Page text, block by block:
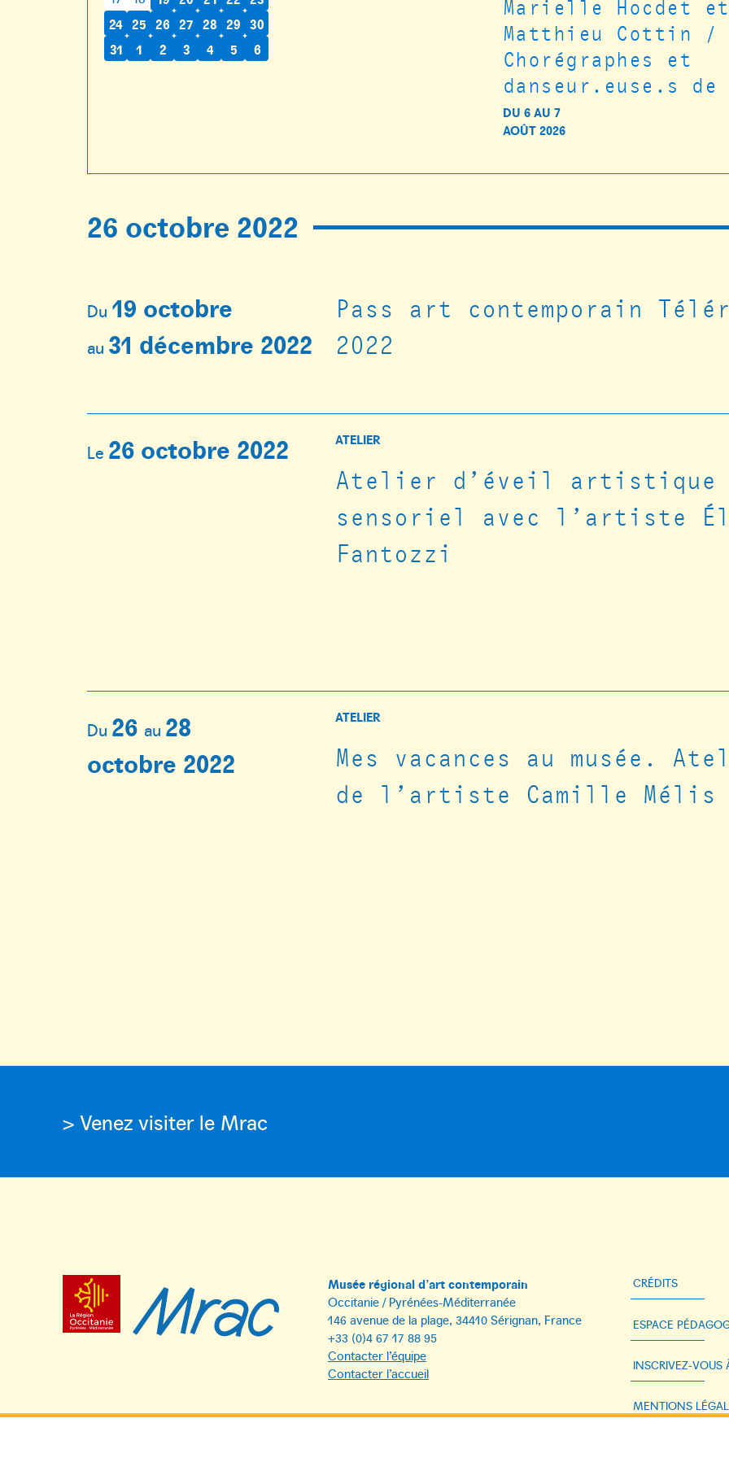
24 25 26 27 28 29 30
31
1 2 3 4 5 6
Marielle Hocdet et
Matthieu Cottin /
Chorégraphes et
danseur.euse.s
DU 6AU 7
AOÛT 2026
26 octobre 2022
Du 19 octobre
au 31 décembre 2022
Pass art contemporain
2022
Le 26 octobre 2022 ATELIER
Atelier d’éveil artistique
sensoriel avec l’artiste
Fantozzi
Du 26 au 28
octobre 2022
ATELIER
Mes vacances au musée.
de l’artiste Camille Mélis
> Venez visiter le Mrac
Musée régional d’art contemporain
Occitanie / Pyrénées-Méditerranée
146 avenue de la plage, 34410 Sérignan, France
+33 (0)4 67 17 88 95
Contacter l’équipe
Contacter l’accueil
CRÉDITS
ESPACE
INSCRIVEZ-VOUS
MENTIONS